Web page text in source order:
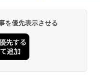
P40i オフホワイト
feat. Flo Milli, ATL Jacob
定】 い・ろ・は・す 2L P
本
17巻 (デジタル版ビッグガ
)
を優先表示させる